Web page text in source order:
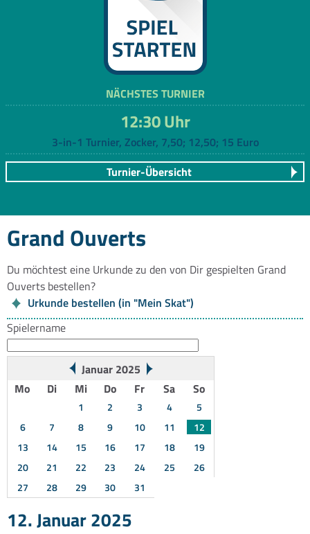
NÄCHSTES TURNIER
12:30 Uhr
3-in-1 Turnier, Zocker, 7,50; 12,50; 15 Euro
Turnier-Übersicht
Grand Ouverts
Du möchtest eine Urkunde zu den von Dir gespielten Grand
Ouverts bestellen?
Urkunde bestellen (in "Mein Skat")
Spielername
Januar 2025
Mo
Di Mi Do Fr Sa So
1 2 3 4
5
6
7 8 9 10 11
12
13
14 15 16 17 18
19
20
21 22 23 24 25
26
27
28 29 30 31
12. Januar 2025